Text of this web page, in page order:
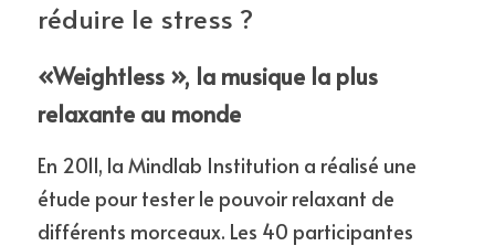
réduire le stress ?
«Weightless », la musique la plus
relaxante au monde
En 2011, la Mindlab Institution a réalisé une
étude pour tester le pouvoir relaxant de
différents morceaux. Les 40 participantes